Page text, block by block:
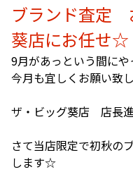
ブランド査定
葵店にお任せ☆
9月があっという間に
今月も宜しくお願い致
ザ・ビッグ葵店 店長
さて当店限定で初秋の
します☆